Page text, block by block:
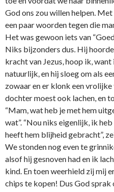
God o­ns zou willen helpen.
een paar woorden tegen die
Het was gewoon iets van
Niks bijzonders dus. Hij
kracht van Jezus, hoop ik,
natuurlijk, en hij sloeg om als
zowaar en er klonk een
dochter moest ook lachen, en
“Mam, wat heb je met hem
wat”. “Nou niks eigenlijk, ik
heeft hem blijheid gebracht”,
We stonden nog even te
alsof hij gesnoven had en ik
kind. En toen weerhield zij mij
chips te kopen! Dus God sprak